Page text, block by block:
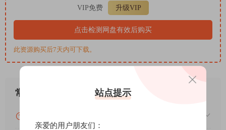
片、静音拨片）和几个力度层，从柔和的幽灵音符到延音（短断
奏音源除外）。当品格位置允许时，所有吉他都会对连奏做出反
应，有些吉他将包括滑动或锤击/拉下样本作为特殊发音。
指板可视化。
我们对所有弦乐进行全音阶采样。对于每个电吉他声源，您可以
为每个乐句设置品格位置，或者让引擎为您决定。
作曲家、电影声音设计师、环境音乐家、敬拜团队、后摇滚艺术
非常适合后摇滚、基督教现代音乐、电影配乐和通过声音讲故
VIP免费 升级VIP
点击检测网盘有效后购买
此资源购买后7天内可下载。
常见问题 站点提示
亲爱的用户朋友们：